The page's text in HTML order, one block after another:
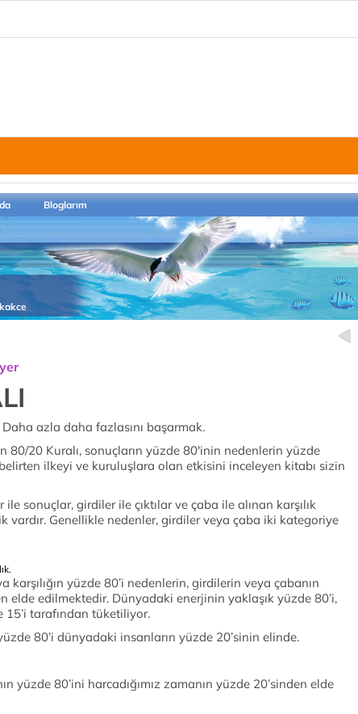
Bloglarım
Daha azla daha fazlasını başarmak.
80/20 Kuralı, sonuçların yüzde 80'inin nedenlerin yüzde
ilkeyi ve kuruluşlara olan etkisini inceleyen kitabı sizin
sonuçlar, girdiler ile çıktılar ve çaba ile alınan karşılık
vardır. Genellikle nedenler, girdiler veya çaba iki kategoriye
karşılığın yüzde 80’i nedenlerin, girdilerin veya çabanın
elde edilmektedir. Dünyadaki enerjinin yaklaşık yüzde 80’i,
tarafından tüketiliyor.
80’i dünyadaki insanların yüzde 20’sinin elinde.
yüzde 80’ini harcadığımız zamanın yüzde 20’sinden elde